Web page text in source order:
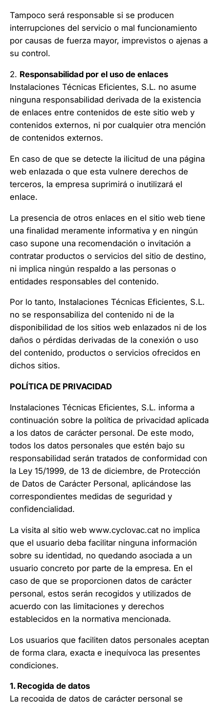
Tampoco será responsable si se producen
interrupciones del servicio o mal funcionamiento
por causas de fuerza mayor, imprevistos o ajenas a
su control.
2. Responsabilidad por el uso de enlaces
Instalaciones Técnicas Eficientes, S.L. no asume
ninguna responsabilidad derivada de la existencia
de enlaces entre contenidos de este sitio web y
contenidos externos, ni por cualquier otra mención
de contenidos externos.
En caso de que se detecte la ilicitud de una página
web enlazada o que esta vulnere derechos de
terceros, la empresa suprimirá o inutilizará el
enlace.
La presencia de otros enlaces en el sitio web tiene
una finalidad meramente informativa y en ningún
caso supone una recomendación o invitación a
contratar productos o servicios del sitio de destino,
ni implica ningún respaldo a las personas o
entidades responsables del contenido.
Por lo tanto, Instalaciones Técnicas Eficientes, S.L.
no se responsabiliza del contenido ni de la
disponibilidad de los sitios web enlazados ni de los
daños o pérdidas derivadas de la conexión o uso
del contenido, productos o servicios ofrecidos en
dichos sitios.
POLÍTICA DE PRIVACIDAD
Instalaciones Técnicas Eficientes, S.L. informa a
continuación sobre la política de privacidad aplicada
a los datos de carácter personal. De este modo,
todos los datos personales que estén bajo su
responsabilidad serán tratados de conformidad con
la Ley 15/1999, de 13 de diciembre, de Protección
de Datos de Carácter Personal, aplicándose las
correspondientes medidas de seguridad y
confidencialidad.
La visita al sitio web www.cyclovac.cat no implica
que el usuario deba facilitar ninguna información
sobre su identidad, no quedando asociada a un
usuario concreto por parte de la empresa. En el
caso de que se proporcionen datos de carácter
personal, estos serán recogidos y utilizados de
acuerdo con las limitaciones y derechos
establecidos en la normativa mencionada.
Los usuarios que faciliten datos personales aceptan
de forma clara, exacta e inequívoca las presentes
condiciones.
1. Recogida de datos
La recogida de datos de carácter personal se